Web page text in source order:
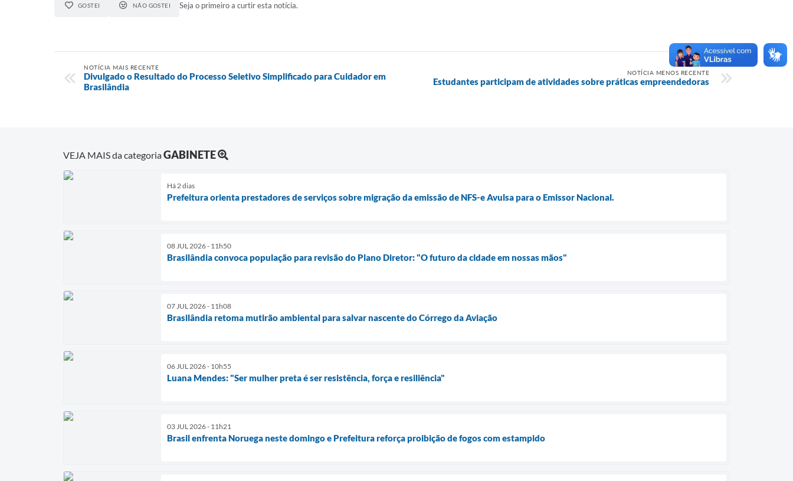
GOSTEI NÃO GOSTEI Seja o primeiro a curtir esta notícia.
NOTÍCIA MAIS RECENTE
Divulgado o Resultado do Processo Seletivo Simplificado para Cuidador em
Brasilândia
NOTÍCIA MENOS RECENTE
Estudantes participam de atividades sobre práticas empreendedoras
VEJA MAIS da categoriaGABINETE
Há 2 dias
Prefeitura orienta prestadores de serviços sobre migração da emissão de NFS-e Avulsa para o Emissor Nacional.
08 JUL 2026 - 11h50
Brasilândia convoca população para revisão do Plano Diretor: "O futuro da cidade em nossas mãos"
07 JUL 2026 - 11h08
Brasilândia retoma mutirão ambiental para salvar nascente do Córrego da Aviação
06 JUL 2026 - 10h55
Luana Mendes: "Ser mulher preta é ser resistência, força e resiliência"
03 JUL 2026 - 11h21
Brasil enfrenta Noruega neste domingo e Prefeitura reforça proibição de fogos com estampido